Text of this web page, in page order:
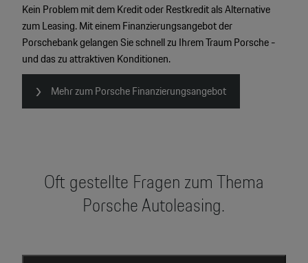
Kein Problem mit dem Kredit oder Restkredit als Alternative
zum Leasing. Mit einem Finanzierungsangebot der
Porschebank gelangen Sie schnell zu Ihrem Traum Porsche -
und das zu attraktiven Konditionen.
Mehr zum Porsche Finanzierungsangebot
Oft gestellte Fragen zum Thema
Porsche Autoleasing.